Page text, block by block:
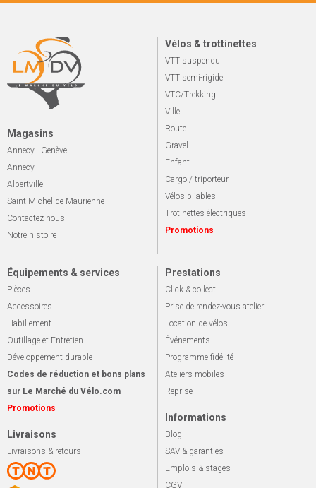
Magasins
Annecy - Genève
Annecy
Albertville
Saint-Michel-de-Maurienne
Contactez-nous
Notre histoire
Vélos & trottinettes
VTT suspendu
VTT semi-rigide
VTC/Trekking
Ville
Route
Gravel
Enfant
Cargo / triporteur
Vélos pliables
Trotinettes électriques
Promotions
Équipements & services
Pièces
Accessoires
Habillement
Outillage et Entretien
Développement durable
Codes de réduction et bons plans
sur Le Marché du Vélo.com
Promotions
Livraisons
Livraisons & retours
Prestations
Click & collect
Prise de rendez-vous atelier
Location de vélos
Événements
Programme fidélité
Ateliers mobiles
Reprise
Informations
Blog
SAV & garanties
Emplois & stages
CGV